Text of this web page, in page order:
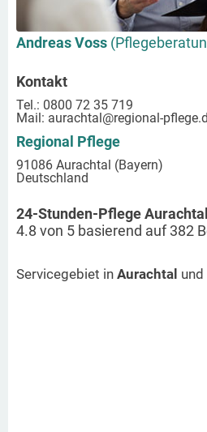
Andreas Voss
Kontakt
Tel.: 0800 72 35 719
Mail: aurachtal@regional-
Regional Pflege
91086 Aurachtal (Bayern)
Deutschland
24-Stunden-Pflege Aurachtal
4.8 von 5 basierend auf382
Servicegebiet in Aurachtal